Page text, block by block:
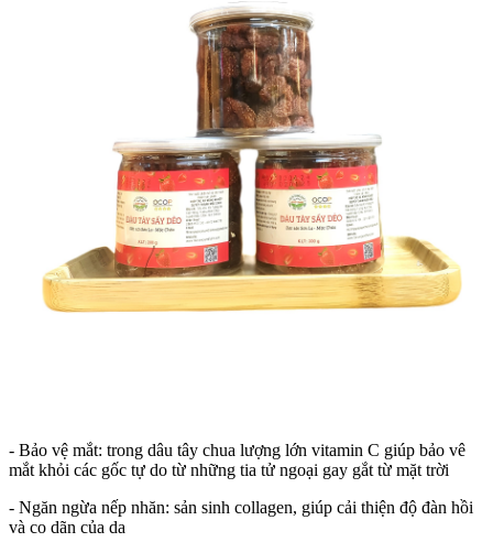
- Bảo vệ mắt: trong dâu tây chua lượng lớn vitamin C giúp bảo vê
mắt khỏi các gốc tự do từ những tia tử ngoại gay gắt từ mặt trời
- Ngăn ngừa nếp nhăn: sản sinh collagen, giúp cải thiện độ đàn hồi
và co dãn của da